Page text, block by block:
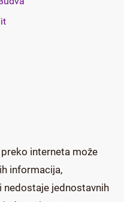
interneta može
informacija,
nedostaje jednostavnih